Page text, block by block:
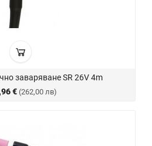
заваряване SR 26V 4m
€ (262,00 лв)